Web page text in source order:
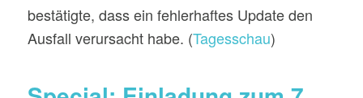
bestätigte, dass ein fehlerhaftes Update den
Ausfall verursacht habe. (Tagesschau)